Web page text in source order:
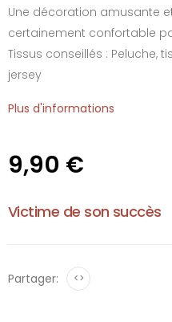
Une décoration amusante
certainement confortable
Tissus conseillés : Peluche,
jersey
Plus d'informations
9,90 €
Victime de son succès
Partager: <>